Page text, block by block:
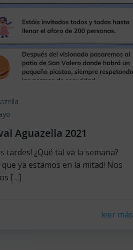
Aguazella 2021
tardes! ¿Qué tal va la semana?
que ya estamos en la mitad! Nos
[…]
leer más